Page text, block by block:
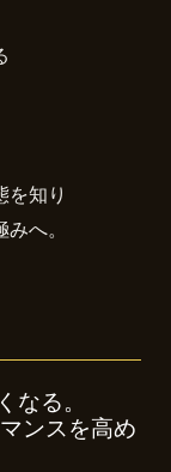
を知り
へ。
る。
ンスを高め